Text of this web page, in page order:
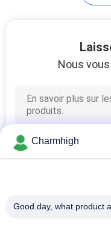
de
Nous
Charmhigh
Good day, what product